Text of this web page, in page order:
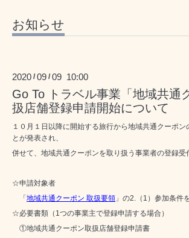
お知らせ
2020 /09 /09 10:00
Go To トラベル事業「地域共通
扱店舗登録申請開始について
１０月１日以降に開始する旅行から地域共通クーポン
とが発表され、
併せて、地域共通クーポンを取り扱う事業者の登録受
☆申請対象者
「地域共通クーポン 取扱要領 」の2. （ 1 ）参加条件
☆必要書類（1つの事業主で登録申請する場合）
①地域共通クーポン取扱店舗登録申請書